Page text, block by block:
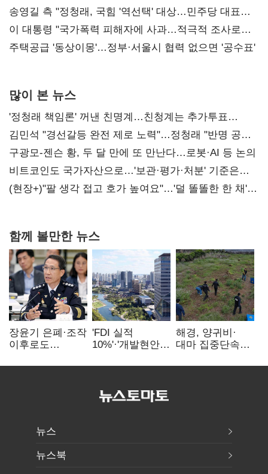
리모델링' 제안
송영길 측 "정청래, 국힘 '역선택' 대상…민주당 대표로
총선 지휘 못해"
이 대통령 "국가폭력 피해자에 사과…적극적 조사로
진실 밝혀야"
주택공급 '동상이몽'…정부·서울시 협력 없으면 '공수표'
많이 본 뉴스
'정청래 책임론' 꺼낸 친명계…친청계는 추가투표
때리기
김민석 "경선갈등 완전 제로 노력"…정청래 "반명 공세
사과부터"
구광모-젠슨 황, 두 달 만에 또 만난다…로봇·AI 등 논의
비트코인도 국가자산으로…'보관·평가·처분' 기준은
숙제
(현장+)"팔 생각 접고 호가 높여요"…'덜 똘똘한 한 채'
함께 볼만한 뉴스
장윤기 은폐·조작
이후로도
내부비위…경찰
'FDI 실적
10%'·'개발현안
인천경제청장
해경, 양귀비·
대마 집중단속…
249명 검거
뉴스
뉴스북